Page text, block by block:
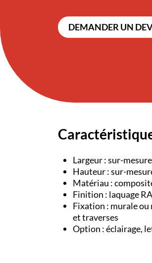
DEMANDER UN
Largeur : sur-mesure
Hauteur : sur-
Matériau :
Finition : laquage
Fixation : murale ou
et traverses
Option : éclairage,